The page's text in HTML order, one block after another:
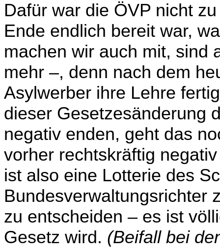
Dafür war die ÖVP nicht
Ende endlich bereit war,
machen wir auch mit, sind
mehr –, denn nach dem
Asylwerber ihre Lehre
dieser Gesetzesänderung
negativ enden, geht das
vorher rechtskräftig
ist also eine Lotterie des
Bundesverwaltungsrichter
zu entschei­den – es ist
Gesetz wird. (Beifall bei